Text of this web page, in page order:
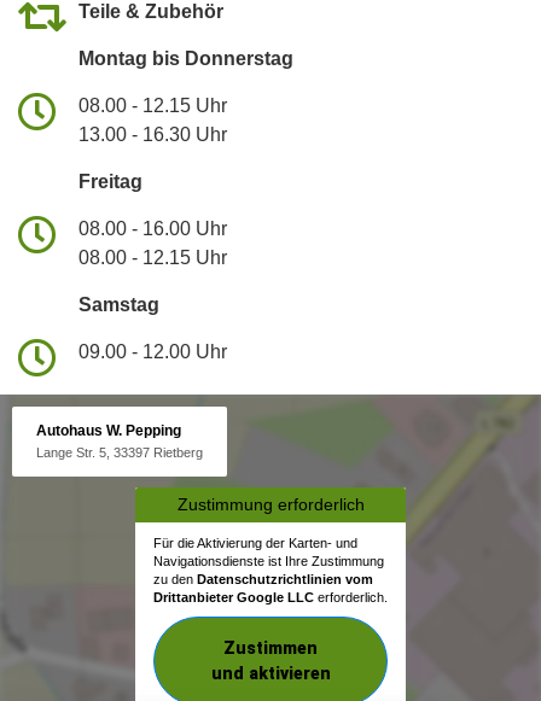
Teile & Zubehör
Montag bis Donnerstag
08.00 - 12.15 Uhr
13.00 - 16.30 Uhr
Freitag
08.00 - 16.00 Uhr
08.00 - 12.15 Uhr
Samstag
09.00 - 12.00 Uhr
Autohaus W. Pepping
Lange Str. 5, 33397 Rietberg
Zustimmung erforderlich
Für die Aktivierung der Karten- und
Navigationsdienste ist Ihre Zustimmung
zu den Datenschutzrichtlinien vom
Drittanbieter Google LLC erforderlich.
Zustimmen
und aktivieren